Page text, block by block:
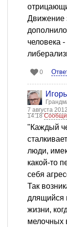
Движение
человека
0
7 августа
14:18
"Каждый
люди,
какой-то
себя
Так
длящийся
жизни,
мелочных